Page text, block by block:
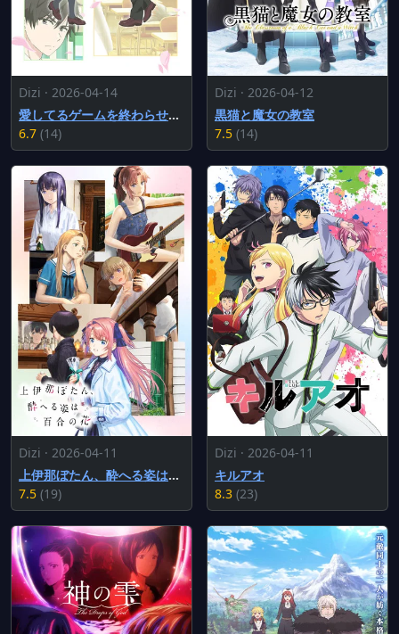
Dizi · 2026-04-14
愛してるゲームを終わらせたい
6.7 (14)
Dizi · 2026-04-12
黒猫と魔女の教室
7.5 (14)
Dizi · 2026-04-11
上伊那ぼたん、酔へる姿は百合の花
7.5 (19)
Dizi · 2026-04-11
キルアオ
8.3 (23)